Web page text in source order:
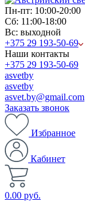
Пн-пт: 10:00-20:00
Сб: 11:00-18:00
Вс: выходной
+375 29 193-50-69
Наши контакты
+375 29 193-50-69
asvetby
asvetby
asvet.by@gmail.com
Заказать звонок
Избранное
Кабинет
0.00 руб.